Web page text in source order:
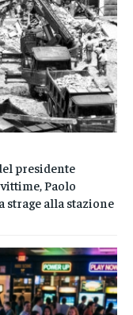
presidente
Paolo
strage alla stazione